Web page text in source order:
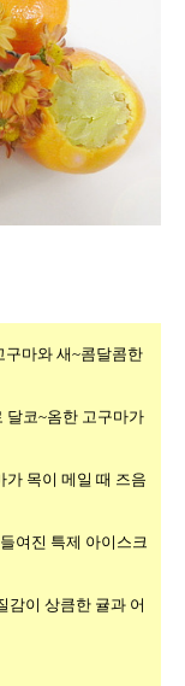
구마와 새~콤달콤한
달코~옴한 고구마가
목이 메일 때 즈음
여진 특제 아이스크
감이 상큼한 귤과 어